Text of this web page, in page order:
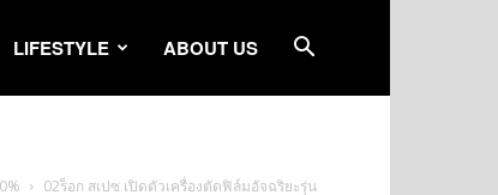
LIFESTYLE ABOUT US
02ร็อก สเปซ เปิดตัวเครื่องตัดฟิล์มอัจฉริยะรุ่น